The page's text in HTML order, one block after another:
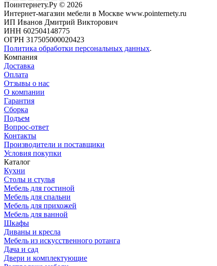
Поинтернету.Ру © 2026
Интернет-магазин мебели в Москве www.pointernety.ru
ИП Иванов Дмитрий Викторович
ИНН 602504148775
ОГРН 317505000020423
Политика обработки персональных данных.
Компания
Доставка
Оплата
Отзывы о нас
О компании
Гарантия
Сборка
Подъем
Вопрос-ответ
Контакты
Производители и поставщики
Условия покупки
Каталог
Кухни
Столы и стулья
Мебель для гостиной
Мебель для спальни
Мебель для прихожей
Мебель для ванной
Шкафы
Диваны и кресла
Мебель из искусственного ротанга
Дача и сад
Двери и комплектующие